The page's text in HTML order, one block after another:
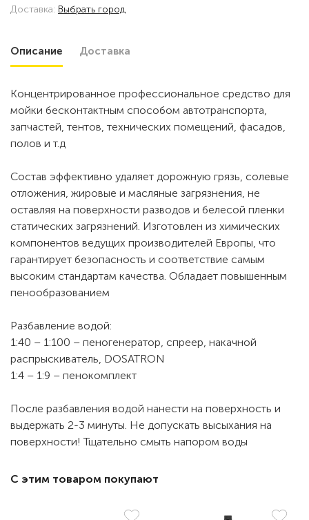
Доставка: Выбрать город
Описание Доставка
Концентрированное профессиональное средство для
мойки бесконтактным способом автотранспорта,
запчастей, тентов, технических помещений, фасадов,
полов и т.д
Состав эффективно удаляет дорожную грязь, солевые
отложения, жировые и масляные загрязнения, не
оставляя на поверхности разводов и белесой пленки
статических загрязнений. Изготовлен из химических
компонентов ведущих производителей Европы, что
гарантирует безопасность и соответствие самым
высоким стандартам качества. Обладает повышенным
пенообразованием
Разбавление водой:
1:40 – 1:100 – пеногенератор, спреер, накачной
распрыскиватель, DOSATRON
1:4 – 1:9 – пенокомплект
После разбавления водой нанести на поверхность и
выдержать 2-3 минуты. Не допускать высыхания на
поверхности! Тщательно смыть напором воды
С этим товаром покупают